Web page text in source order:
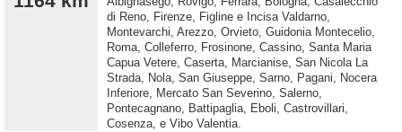
di Reno, Firenze, Figline e Incisa Valdarno,
Montevarchi, Arezzo, Orvieto, Guidonia Montecelio,
Roma, Colleferro, Frosinone, Cassino, Santa Maria
Capua Vetere, Caserta, Marcianise, San Nicola La
Strada, Nola, San Giuseppe, Sarno, Pagani, Nocera
Inferiore, Mercato San Severino, Salerno,
Pontecagnano, Battipaglia, Eboli, Castrovillari,
Cosenza, e Vibo Valentia.